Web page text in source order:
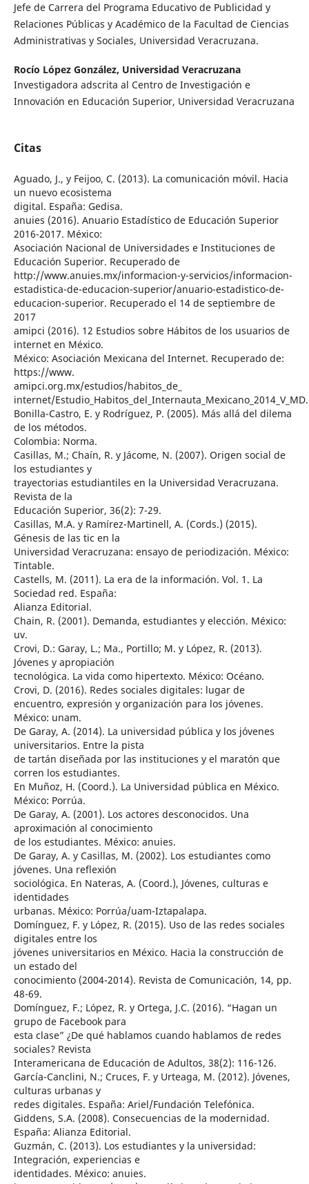
Jefe de Carrera del Programa Educativo de Publicidad y
Relaciones Públicas y Académico de la Facultad de Ciencias
Administrativas y Sociales, Universidad Veracruzana.
Rocío López González, Universidad Veracruzana
Investigadora adscrita al Centro de Investigación e
Innovación en Educación Superior, Universidad Veracruzana
Citas
Aguado, J., y Feijoo, C. (2013). La comunicación móvil. Hacia
un nuevo ecosistema
digital. España: Gedisa.
anuies (2016). Anuario Estadístico de Educación Superior
2016-2017. México:
Asociación Nacional de Universidades e Instituciones de
Educación Superior. Recuperado de
http://www.anuies.mx/informacion-y-servicios/informacion-
estadistica-de-educacion-superior/anuario-estadistico-de-
educacion-superior. Recuperado el 14 de septiembre de
2017
amipci (2016). 12 Estudios sobre Hábitos de los usuarios de
internet en México.
México: Asociación Mexicana del Internet. Recuperado de:
https://www.
amipci.org.mx/estudios/habitos_de_
internet/
Bonilla-Castro, E. y Rodríguez, P. (2005). Más allá del dilema
de los métodos.
Colombia: Norma.
Casillas, M.; Chaín, R. y Jácome, N. (2007). Origen social de
los estudiantes y
trayectorias estudiantiles en la Universidad Veracruzana.
Revista de la
Educación Superior, 36(2): 7-29.
Casillas, M.A. y Ramírez-Martinell, A. (Cords.) (2015).
Génesis de las tic en la
Universidad Veracruzana: ensayo de periodización. México:
Tintable.
Castells, M. (2011). La era de la información. Vol. 1. La
Sociedad red. España:
Alianza Editorial.
Chain, R. (2001). Demanda, estudiantes y elección. México:
uv.
Crovi, D.: Garay, L.; Ma., Portillo; M. y López, R. (2013).
Jóvenes y apropiación
tecnológica. La vida como hipertexto. México: Océano.
Crovi, D. (2016). Redes sociales digitales: lugar de
encuentro, expresión y organización para los jóvenes.
México: unam.
De Garay, A. (2014). La universidad pública y los jóvenes
universitarios. Entre la pista
de tartán diseñada por las instituciones y el maratón que
corren los estudiantes.
En Muñoz, H. (Coord.). La Universidad pública en México.
México: Porrúa.
De Garay, A. (2001). Los actores desconocidos. Una
aproximación al conocimiento
de los estudiantes. México: anuies.
De Garay, A. y Casillas, M. (2002). Los estudiantes como
jóvenes. Una reflexión
sociológica. En Nateras, A. (Coord.), Jóvenes, culturas e
identidades
urbanas. México: Porrúa/uam-Iztapalapa.
Domínguez, F. y López, R. (2015). Uso de las redes sociales
digitales entre los
jóvenes universitarios en México. Hacia la construcción de
un estado del
conocimiento (2004-2014). Revista de Comunicación, 14, pp.
48-69.
Domínguez, F.; López, R. y Ortega, J.C. (2016). “Hagan un
grupo de Facebook para
esta clase” ¿De qué hablamos cuando hablamos de redes
sociales? Revista
Interamericana de Educación de Adultos, 38(2): 116-126.
García-Canclini, N.; Cruces, F. y Urteaga, M. (2012). Jóvenes,
culturas urbanas y
redes digitales. España: Ariel/Fundación Telefónica.
Giddens, S.A. (2008). Consecuencias de la modernidad.
España: Alianza Editorial.
Guzmán, C. (2013). Los estudiantes y la universidad:
Integración, experiencias e
identidades. México: anuies.